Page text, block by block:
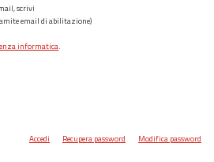
scrivi
email di abilitazione)
informatica.
Accedi Recupera password Modifica password